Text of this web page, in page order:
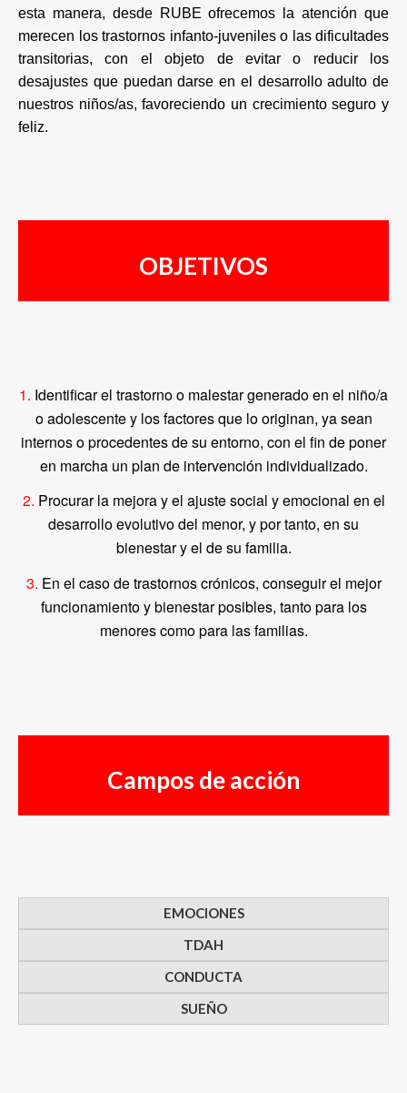
esta manera, desde RUBE ofrecemos la atención que
merecen los trastornos infanto-juveniles o las dificultades
transitorias, con el objeto de evitar o reducir los
desajustes que puedan darse en el desarrollo adulto de
nuestros niños/as, favoreciendo un crecimiento seguro y
feliz.
OBJETIVOS
1. Identificar el trastorno o malestar generado en el niño/a
o adolescente y los factores que lo originan, ya sean
internos o procedentes de su entorno, con el fin de poner
en marcha un plan de intervención individualizado.
2. Procurar la mejora y el ajuste social y emocional en el
desarrollo evolutivo del menor, y por tanto, en su
bienestar y el de su familia.
3. En el caso de trastornos crónicos, conseguir el mejor
funcionamiento y bienestar posibles, tanto para los
menores como para las familias.
Campos de acción
EMOCIONES
TDAH
CONDUCTA
SUEÑO